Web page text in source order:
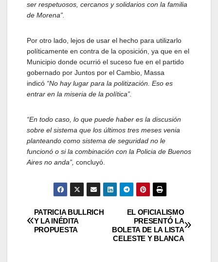
ser respetuosos, cercanos y solidarios con la familia
de Morena”.
Por otro lado, lejos de usar el hecho para utilizarlo
políticamente en contra de la oposición, ya que en el
Municipio donde ocurrió el suceso fue en el partido
gobernado por Juntos por el Cambio, Massa
indicó “No hay lugar para la politización. Eso es
entrar en la miseria de la política”.
“En todo caso, lo que puede haber es la discusión
sobre el sistema que los últimos tres meses venia
planteando como sistema de seguridad no le
funcionó o si la combinación con la Policia de Buenos
Aires no anda”, concluyó.
Navegación
de
EL OFICIALISMO
PRESENTÓ LA
BOLETA DE LA LISTA
CELESTE Y BLANCA
PATRICIA BULLRICH
Y LA INÉDITA
PROPUESTA